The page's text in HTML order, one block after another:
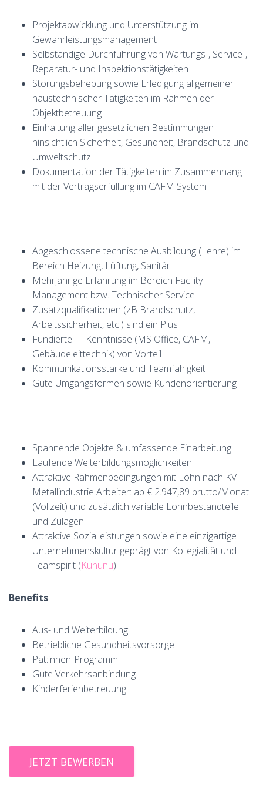
Projektabwicklung und Unterstützung im
Gewährleistungsmanagement
Selbständige Durchführung von Wartungs-, Service-,
Reparatur- und Inspektionstätigkeiten
Störungsbehebung sowie Erledigung allgemeiner
haustechnischer Tätigkeiten im Rahmen der
Objektbetreuung
Einhaltung aller gesetzlichen Bestimmungen
hinsichtlich Sicherheit, Gesundheit, Brandschutz und
Umweltschutz
Dokumentation der Tätigkeiten im Zusammenhang
mit der Vertragserfüllung im CAFM System
Abgeschlossene technische Ausbildung (Lehre) im
Bereich Heizung, Lüftung, Sanitär
Mehrjährige Erfahrung im Bereich Facility
Management bzw. Technischer Service
Zusatzqualifikationen (zB Brandschutz,
Arbeitssicherheit, etc.) sind ein Plus
Fundierte IT-Kenntnisse (MS Office, CAFM,
Gebäudeleittechnik) von Vorteil
Kommunikationsstärke und Teamfähigkeit
Gute Umgangsformen sowie Kundenorientierung
Spannende Objekte & umfassende Einarbeitung
Laufende Weiterbildungsmöglichkeiten
Attraktive Rahmenbedingungen mit Lohn nach KV
Metallindustrie Arbeiter: ab € 2.947,89 brutto/Monat
(Vollzeit) und zusätzlich variable Lohnbestandteile
und Zulagen
Attraktive Sozialleistungen sowie eine einzigartige
Unternehmenskultur geprägt von Kollegialität und
Teamspirit (Kununu)
Benefits
Aus- und Weiterbildung
Betriebliche Gesundheitsvorsorge
Pat:innen-Programm
Gute Verkehrsanbindung
Kinderferienbetreuung